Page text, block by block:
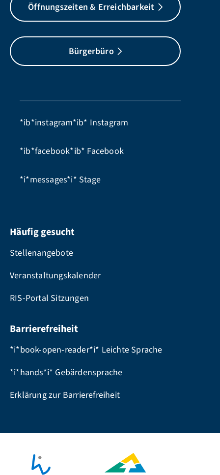
Öffnungszeiten & Erreichbarkeit
Bürgerbüro
*ib*instagram*ib* Instagram
*ib*facebook*ib* Facebook
*i*messages*i* Stage
Häufig gesucht
Stellenangebote
Veranstaltungskalender
RIS-Portal Sitzungen
Barrierefreiheit
*i*book-open-reader*i* Leichte Sprache
*i*hands*i* Gebärdensprache
Erklärung zur Barrierefreiheit